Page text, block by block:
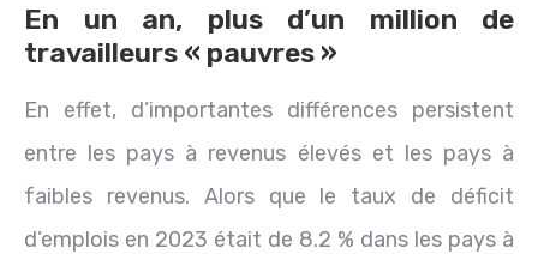
En un an, plus d’un million de
travailleurs « pauvres »
En effet, d’importantes différences persistent
entre les pays à revenus élevés et les pays à
faibles revenus. Alors que le taux de déficit
d’emplois en 2023 était de 8.2 % dans les pays à